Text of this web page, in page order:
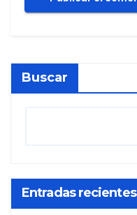
Buscar
Entradas recientes